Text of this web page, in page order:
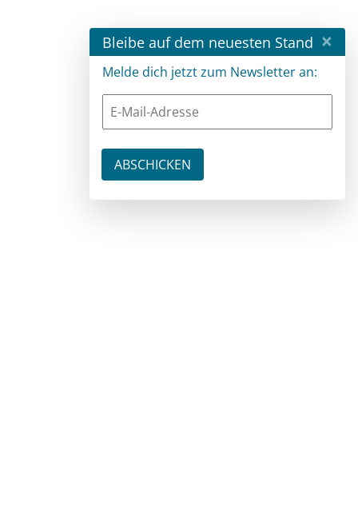
Bleibe auf dem neuesten Stand ×
Melde dich jetzt zum Newsletter an: